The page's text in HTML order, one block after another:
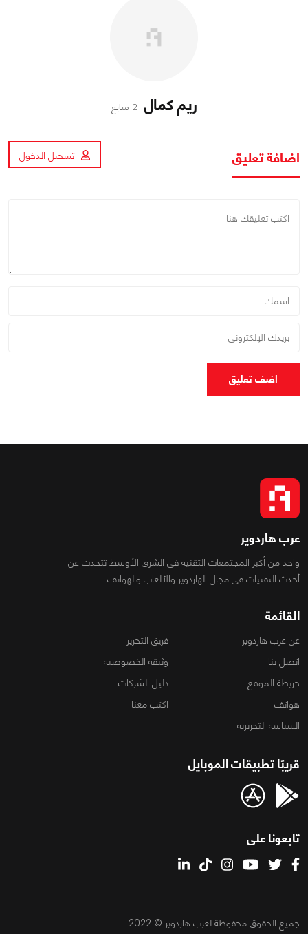
ريم كمال 2 متابع
اضافة تعليق تسجيل الدخول
اضف تعليق
عرب هاردوير
واحد من أكبر المجتمعات التقنية فى الشرق الأوسط تتحدث عن
أحدث التقنيات فى مجال الهاردوير والألعاب والهواتف
القائمة
عن عرب هاردوير
فريق التحرير
اتصل بنا
وثيقة الخصوصية
خريطة الموقع
دليل الشركات
هواتف
اكتب معنا
السياسة التحريرية
قريبًا تطبيقات الموبايل
تابعونا على
جميع الحقوق محفوظة لعرب هاردوير © 2022